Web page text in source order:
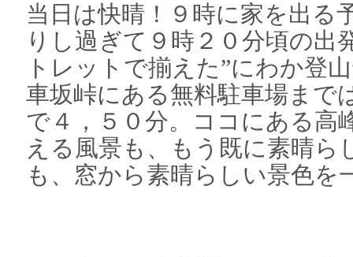
当日は快晴！９時に家を出る
りし過ぎて９時２０分頃の出
トレットで揃えた”にわか登
車坂峠にある無料駐車場まで
で４，５０分。ココにある高
える風景も、もう既に素晴
も、窓から素晴らしい景色を